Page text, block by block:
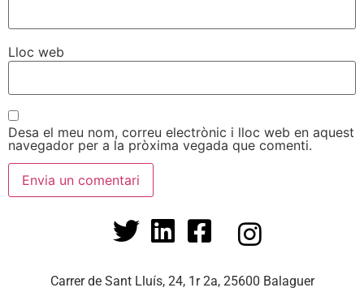
Lloc web
Desa el meu nom, correu electrònic i lloc web en aquest
navegador per a la pròxima vegada que comenti.
Carrer de Sant Lluís, 24, 1r 2a, 25600 Balaguer